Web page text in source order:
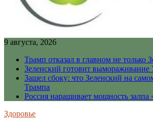
9 августа, 2026
Трамп отказал в главном не только
Зеленский готовит вымораживание
Зашел сбоку: что Зеленский на
Трампа
Россия наращивает мощность залпа
Здоровье